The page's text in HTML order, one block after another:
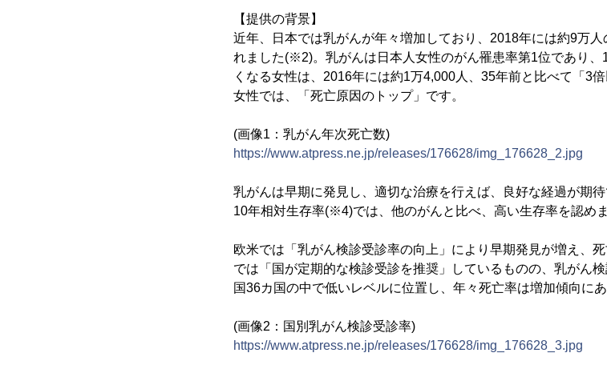
【提供の背景】
近年、日本では乳がんが年々増加しており、2018年には約9万
れました(※2)。乳がんは日本人女性のがん罹患率第1位であり
くなる女性は、2016年には約1万4,000人、35年前と比べて「3
女性では、「死亡原因のトップ」です。
(画像1：乳がん年次死亡数)
https://www.atpress.ne.jp/releases/176628/img_176628_2.jpg
乳がんは早期に発見し、適切な治療を行えば、良好な経過が期
10年相対生存率(※4)では、他のがんと比べ、高い生存率を認めま
欧米では「乳がん検診受診率の向上」により早期発見が増え、
では「国が定期的な検診受診を推奨」しているものの、乳がん
国36カ国の中で低いレベルに位置し、年々死亡率は増加傾向に
(画像2：国別乳がん検診受診率)
https://www.atpress.ne.jp/releases/176628/img_176628_3.jpg